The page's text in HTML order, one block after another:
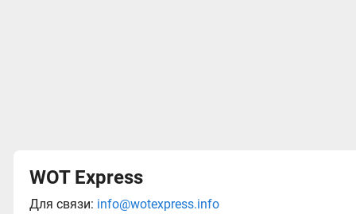
WOT Express
Для связи: info@wotexpress.info